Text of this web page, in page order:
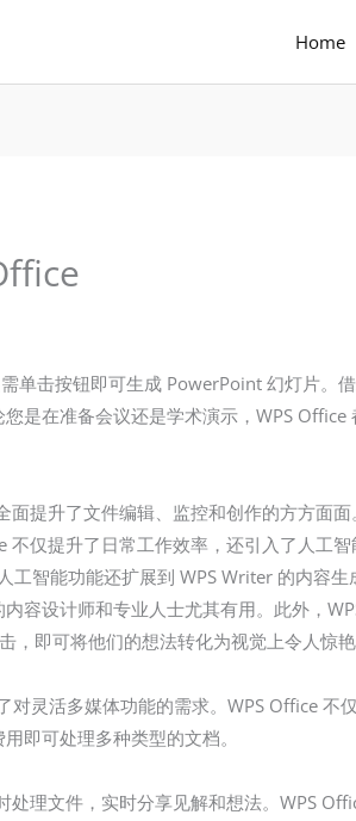
Home
单击按钮即可生成 PowerPoint 幻灯片。
是在准备会议还是学术演示，WPS
提升了文件编辑、监控和创作的方方面
仅提升了日常工作效率，还引入了人工
智能功能还扩展到 WPS Writer 的内容
容设计师和专业人士尤其有用。此外，
即可将他们的想法转化为视觉上令人惊艳
灵活多媒体功能的需求。WPS Office 不
即可处理多种类型的文档。
理文件，实时分享见解和想法。WPS